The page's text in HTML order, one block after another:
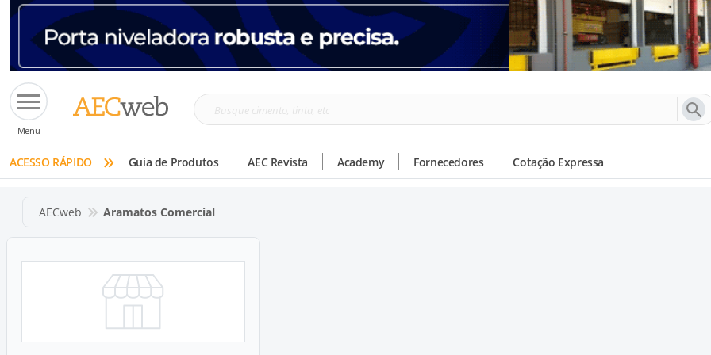
Menu
Busque
tinta,
etc
ACESSO RÁPIDO » Guia de Produtos AEC Revista Academy Fornecedores Cotação Expressa
AECweb Aramatos Comercial